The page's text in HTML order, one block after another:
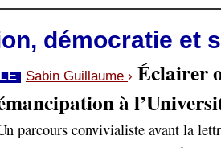
démocratie et
Sabin Guillaume › Éclairer
à
parcours convivialiste avant la